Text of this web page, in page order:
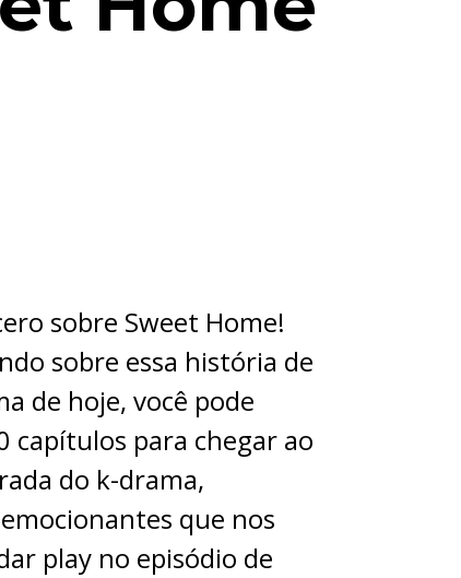
sobre Sweet Home!
sobre essa história de
de hoje, você pode
capítulos para chegar ao
do k-drama,
que nos
play no episódio de